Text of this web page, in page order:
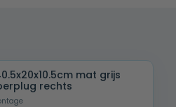
mat grijs
rechts